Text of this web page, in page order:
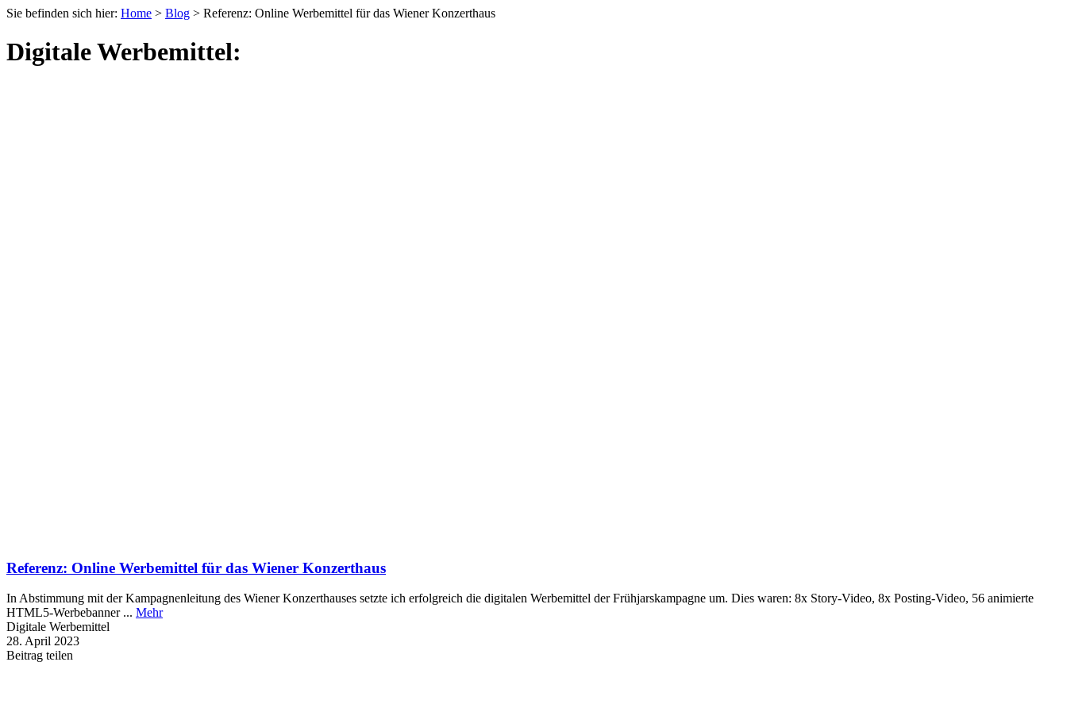
Sie befinden sich hier: Home > Blog > Referenz: Online Werbemittel für das Wiener Konzerthaus
Digitale Werbemittel:
Referenz: Online Werbemittel für das Wiener Konzerthaus
In Abstimmung mit der Kampagnenleitung des Wiener Konzerthauses setzte ich erfolgreich die digitalen Werbemittel der Frühjarskampagne um. Dies waren: 8x Story-Video, 8x Posting-Video, 56 animierte
HTML5-Werbebanner ... Mehr
Digitale Werbemittel
28. April 2023
Beitrag teilen